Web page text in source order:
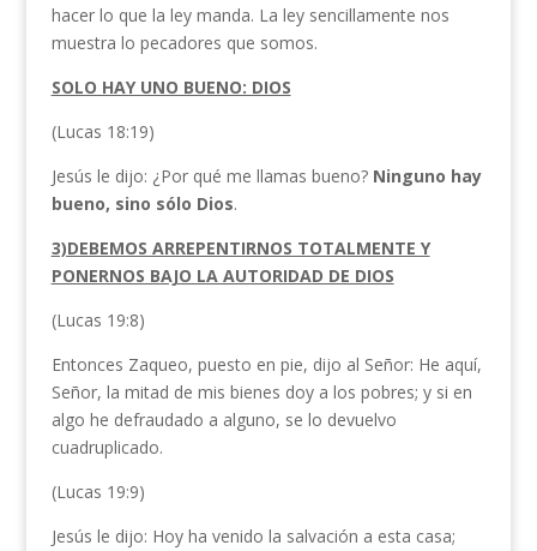
hacer lo que la ley manda. La ley sencillamente nos
muestra lo pecadores que somos.
SOLO HAY UNO BUENO: DIOS
(Lucas 18:19)
Jesús le dijo: ¿Por qué me llamas bueno? Ninguno hay
bueno, sino sólo Dios.
3)DEBEMOS ARREPENTIRNOS TOTALMENTE Y
PONERNOS BAJO LA AUTORIDAD DE DIOS
(Lucas 19:8)
Entonces Zaqueo, puesto en pie, dijo al Señor: He aquí,
Señor, la mitad de mis bienes doy a los pobres; y si en
algo he defraudado a alguno, se lo devuelvo
cuadruplicado.
(Lucas 19:9)
Jesús le dijo: Hoy ha venido la salvación a esta casa;